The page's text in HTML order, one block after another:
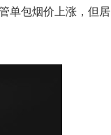
单包烟价上涨，但居